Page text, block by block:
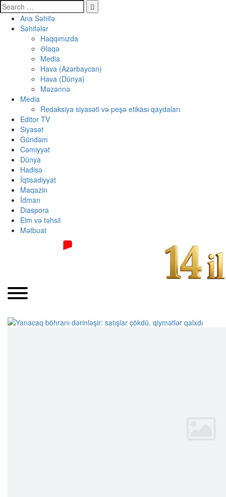
Ana Səhifə
Səhifələr
Haqqımızda
Əlaqə
Media
Hava (Azərbaycan)
Hava (Dünya)
Məzənnə
Media
Redaksiya siyasəti və peşə etikası qaydaları
Editor TV
Siyasət
Gündəm
Cəmiyyət
Dünya
Hadisə
İqtisadiyyat
Maqazin
İdman
Diaspora
Elm və təhsil
Mətbuat